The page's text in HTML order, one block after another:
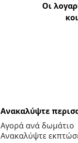
Οι
Ανακαλύψτε
Αγορά ανά δωμάτιο
Ανακαλύψτε